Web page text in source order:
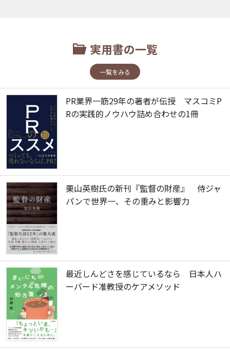
実用書の一覧
一覧をみる
PR業界一筋29年の著者が伝授 マスコミP
Rの実践的ノウハウ詰め合わせの1冊
栗山英樹氏の新刊『監督の財産』 侍ジャ
パンで世界一、その重みと影響力
最近しんどさを感じているなら 日本人ハ
ーバード准教授のケアメソッド